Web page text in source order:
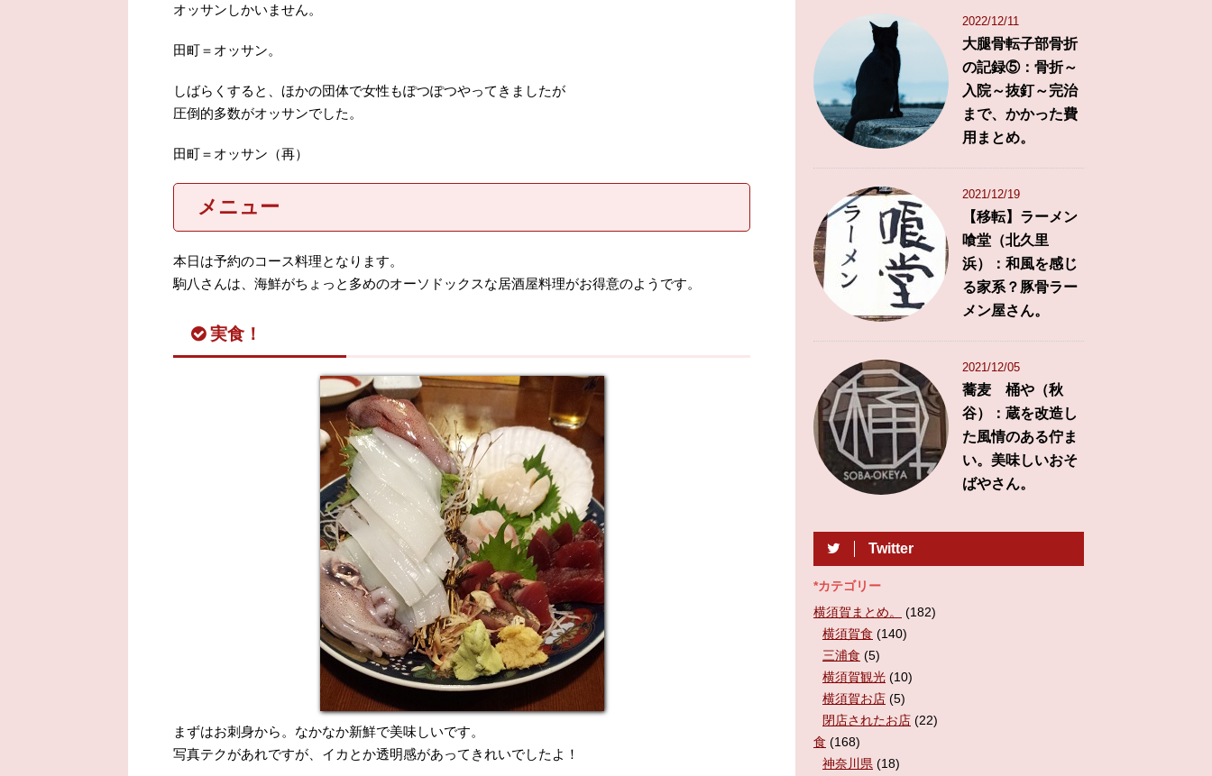
オッサンしかいません。
田町＝オッサン。
しばらくすると、ほかの団体で女性もぽつぽつやってきましたが
圧倒的多数がオッサンでした。
田町＝オッサン（再）
メニュー
本日は予約のコース料理となります。
駒八さんは、海鮮がちょっと多めのオーソドックスな居酒屋料理がお得意のようです。
実食！
まずはお刺身から。なかなか新鮮で美味しいです。
写真テクがあれですが、イカとか透明感があってきれいでしたよ！
2022/12/11
大腿骨転子部骨折
の記録⑤：骨折～
入院～抜釘～完治
まで、かかった費
用まとめ。
2021/12/19
【移転】ラーメン
喰堂（北久里
浜）：和風を感じ
る家系？豚骨ラー
メン屋さん。
2021/12/05
蕎麦 桶や（秋
谷）：蔵を改造し
た風情のある佇ま
い。美味しいおそ
ばやさん。
Twitter
*カテゴリー
横須賀まとめ。
(182)
横須賀食 (140)
三浦食 (5)
横須賀観光 (10)
横須賀お店 (5)
閉店されたお店 (22)
食 (168)
神奈川県 (18)